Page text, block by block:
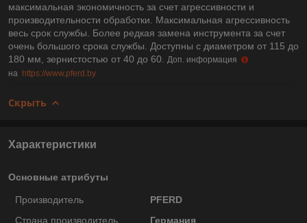
максимальная экономичность за счет агрессивности и
производительности обработки. Максимальная агрессивность
весь срок службы. Более редкая замена инструмента за счет
очень большого срока службы. Доступны с диаметром от 115 до
180 мм, зернистостью от 40 до 60.
Доп. информация
на https://www.pferd.by
Скрыть
Характеристики
Основные атрибуты
Производитель
PFERD
Страна производитель
Германия